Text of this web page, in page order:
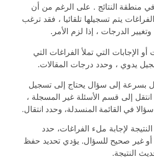
منطقة النتائج . على الرغم من أن
يتم تسجيلها تلقائيا ، فقد ترغب
الدرجات ، إذا لزم الأمر.
أو الإجابات التي تملأ الفراغات التي
يدوي ، وحدد درجات المقالات.
بسرعة إلى سؤال يحتاج إلى تسجيل
انتقل إلى قسم الأسئلة غير المسجلة ،
في القائمة المنسدلة، وحدد انتقال.
النتيجة لإجابة ملء الفراغات، حدد
غير صحيح للسؤال. يؤدي تحديد حفظ
النتيجة.